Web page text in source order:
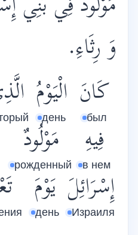
وَ رِثَاءِ.
كَانَ
был
الْيَوْمُ
день
فِيهِ
в нем
مَوْلُودٌ
рожденный
إِسْرَائِلَ
Израиля
يَوْمَ
день